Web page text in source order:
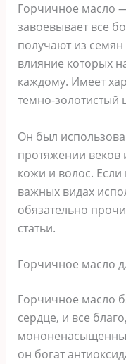
Горчичное масло
завоевывает все
получают из
влияние которых
каждому. Имеет
темно-золотистый
Он был
протяжении веков
кожи и волос. Если
важных видах
обязательно
статьи.
Горчичное масло
Горчичное масло
сердце, и все
он богат